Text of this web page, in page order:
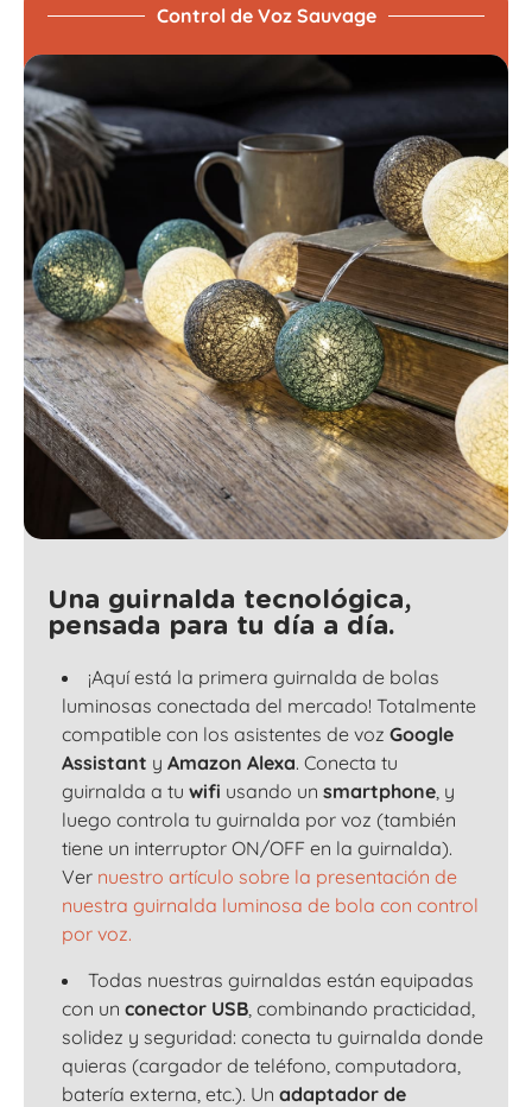
Control de Voz Sauvage
Una guirnalda tecnológica,
pensada para tu día a día.
¡Aquí está la primera guirnalda de bolas
luminosas conectada del mercado! Totalmente
compatible con los asistentes de voz Google
Assistant y Amazon Alexa. Conecta tu
guirnalda a tu wifi usando un smartphone, y
luego controla tu guirnalda por voz (también
tiene un interruptor ON/OFF en la guirnalda).
Ver nuestro artículo sobre la presentación de
nuestra guirnalda luminosa de bola con control
por voz.
Todas nuestras guirnaldas están equipadas
con un conector USB, combinando practicidad,
solidez y seguridad: conecta tu guirnalda donde
quieras (cargador de teléfono, computadora,
batería externa, etc.). Un adaptador de